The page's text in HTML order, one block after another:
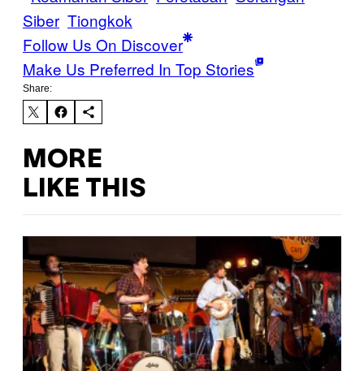
Siber Tiongkok
Follow Us On Discover
Make Us Preferred In Top Stories
Share:
MORE
LIKE THIS